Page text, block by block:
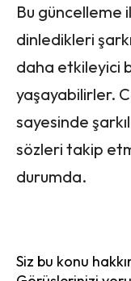
Bu güncelleme
dinledikleri
daha etkileyici
yaşayabilirler.
sayesinde
sözleri takip
durumda.
Siz bu konu